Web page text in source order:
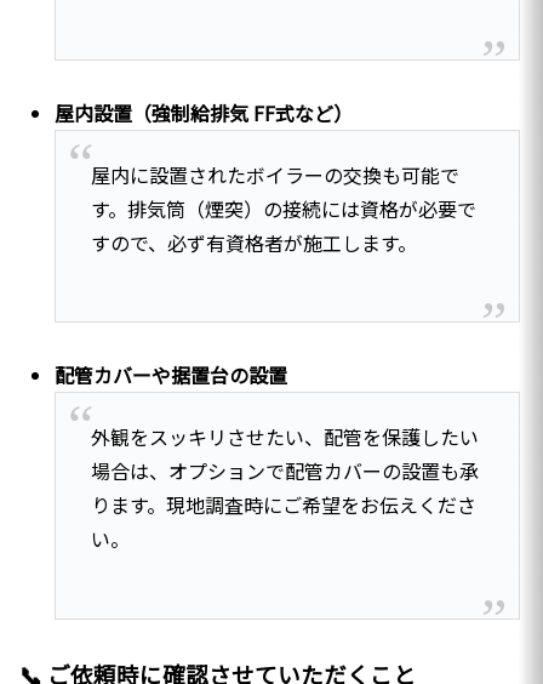
屋内設置（強制給排気 FF式など）
屋内に設置されたボイラーの交換も可能で
す。排気筒（煙突）の接続には資格が必要で
すので、必ず有資格者が施工します。
配管カバーや据置台の設置
外観をスッキリさせたい、配管を保護したい
場合は、オプションで配管カバーの設置も承
ります。現地調査時にご希望をお伝えくださ
い。
📞 ご依頼時に確認させていただくこと